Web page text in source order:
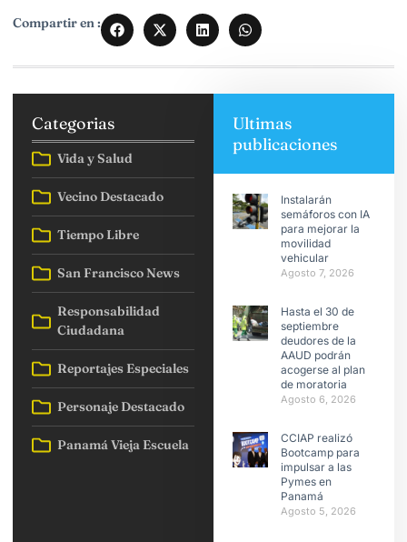
Compartir en :
Categorias
Vida y Salud
Vecino Destacado
Tiempo Libre
San Francisco News
Responsabilidad
Ciudadana
Reportajes Especiales
Personaje Destacado
Panamá Vieja Escuela
Ultimas
publicaciones
Instalarán
semáforos con IA
para mejorar la
movilidad
vehicular
Agosto 7, 2026
Hasta el 30 de
septiembre
deudores de la
AAUD podrán
acogerse al plan
de moratoria
Agosto 6, 2026
CCIAP realizó
Bootcamp para
impulsar a las
Pymes en
Panamá
Agosto 5, 2026